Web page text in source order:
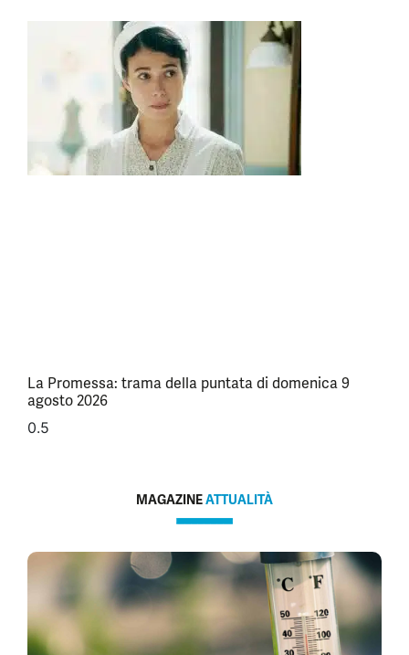
La Promessa: trama della puntata di domenica 9
agosto 2026
MAGAZINEATTUALITÀ